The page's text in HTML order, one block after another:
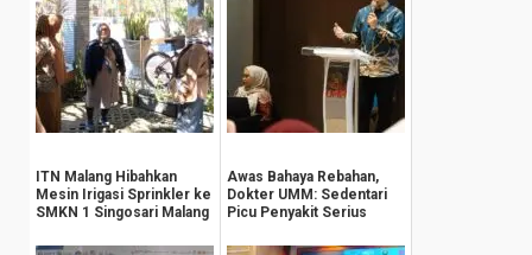
ITN Malang Hibahkan
Mesin Irigasi Sprinkler ke
SMKN 1 Singosari Malang
Awas Bahaya Rebahan,
Dokter UMM: Sedentari
Picu Penyakit Serius